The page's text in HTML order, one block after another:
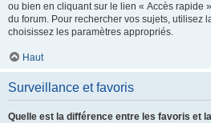
ou bien en cliquant sur le lien « Accès rapide
du forum. Pour rechercher vos sujets, utilisez
choisissez les paramètres appropriés.
Haut
Surveillance et favoris
Quelle est la différence entre les favoris et